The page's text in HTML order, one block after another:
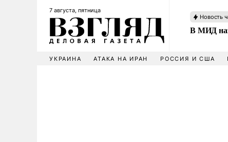
7 августа, пятница
Новость
В МИД
УКРАИНА АТАКА НА ИРАН РОССИЯ И США